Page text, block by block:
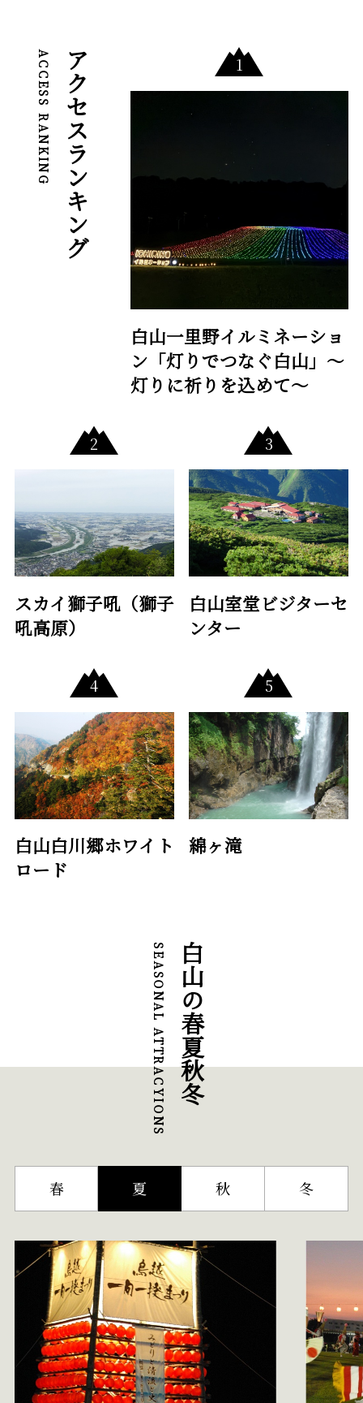
アクセスランキング
白山一里野イルミネーショ
ン「灯りでつなぐ白山」～
灯りに祈りを込めて～
スカイ獅子吼（獅子
吼高原）
白山室堂ビジターセ
ンター
白山白川郷ホワイト
ロード
綿ヶ滝
白山の春夏秋冬
春 夏 秋 冬